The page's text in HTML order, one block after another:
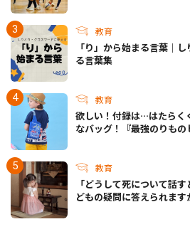
教育
「り」から始まる言葉｜
る言葉集
教育
欲しい！付録は…はたらく
なバッグ！『最強のりも
教育
「どうして死について話
どもの疑問に答えられま